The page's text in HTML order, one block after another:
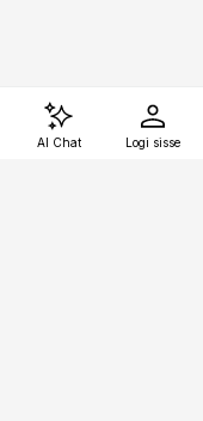
AI Chat Logi sisse